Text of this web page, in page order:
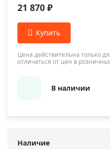
21 870 ₽
Цена действительна только
отличаться от цен в
В наличии
Наличие